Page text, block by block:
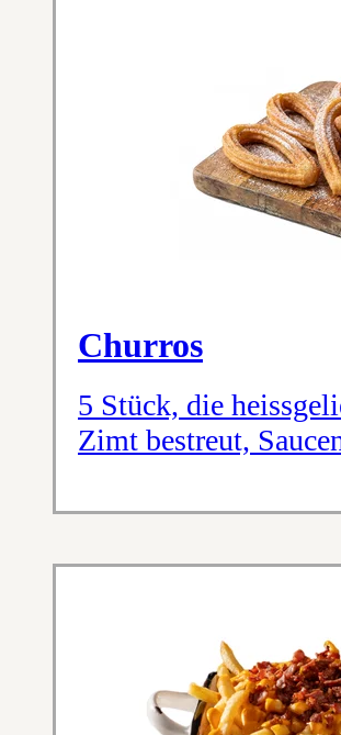
Churros
5 Stück, die
Zimt bestreut,